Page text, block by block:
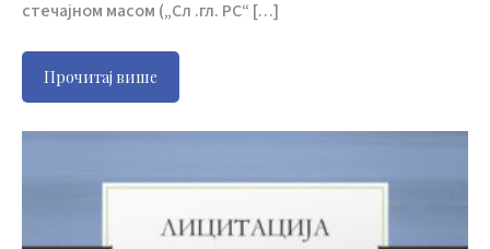
стечајном масом („Сл .гл. РС“ […]
Прочитај више